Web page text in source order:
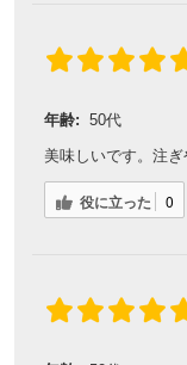
年齢: 50代
美味しいです。注ぎ
役に立った 0